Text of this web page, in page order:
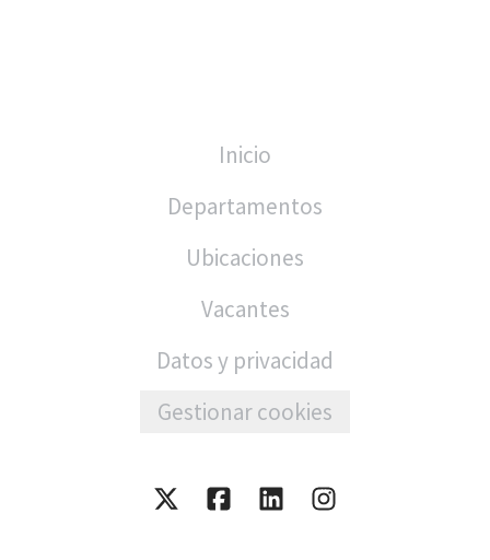
Inicio
Departamentos
Ubicaciones
Vacantes
Datos y privacidad
Gestionar cookies